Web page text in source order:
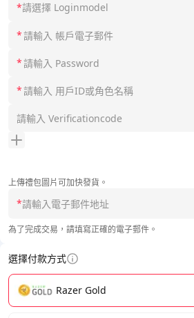
*請選擇 Loginmodel
*
*
*
上傳禮包圖片可加快發貨。
*
為了完成交易，請填寫正確的電子郵件。
選擇付款方式
Razer Gold